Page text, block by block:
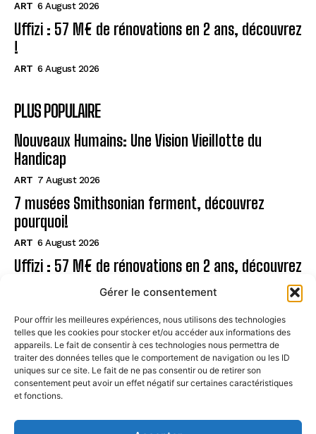
Gérer le consentement
Pour offrir les meilleures expériences, nous utilisons des technologies
telles que les cookies pour stocker et/ou accéder aux informations des
appareils. Le fait de consentir à ces technologies nous permettra de
traiter des données telles que le comportement de navigation ou les ID
uniques sur ce site. Le fait de ne pas consentir ou de retirer son
consentement peut avoir un effet négatif sur certaines caractéristiques
et fonctions.
ART 6 August 2026
Uffizi : 57 M€ de rénovations en 2 ans, découvrez
!
ART 6 August 2026
PLUS POPULAIRE
Nouveaux Humains: Une Vision Vieillotte du
Handicap
ART 7 August 2026
7 musées Smithsonian ferment, découvrez
pourquoi!
ART 6 August 2026
Uffizi : 57 M€ de rénovations en 2 ans, découvrez
Page
CONTACT
MENTIONS LÉGALES